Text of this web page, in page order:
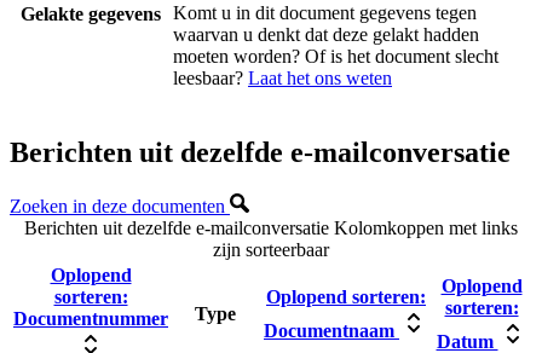
Gelakte gegevens Komt u in dit document gegevens tegen
waarvan u denkt dat deze gelakt hadden
moeten worden? Of is het document slecht
leesbaar? Laat het ons weten
Berichten uit dezelfde e-mailconversatie
Zoeken in deze documenten
Berichten uit dezelfde e-mailconversatie Kolomkoppen met links
zijn sorteerbaar
Oplopend
sorteren:
Documentnummer
Type
Oplopend sorteren:
Documentnaam
Oplopend
sorteren:
Datum